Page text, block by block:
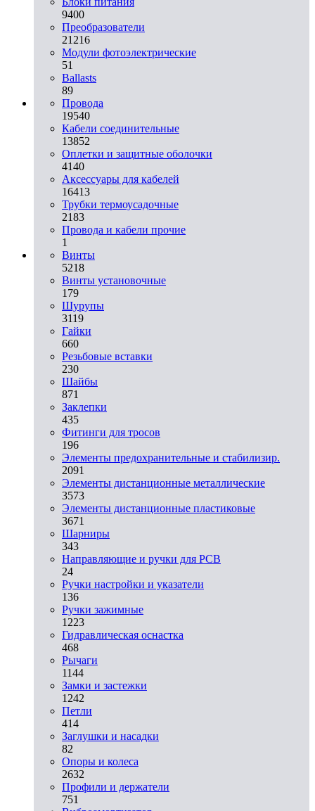
9400
Преобразователи
21216
Модули фотоэлектрические
51
Ballasts
89
Провода
19540
Кабели соединительные
13852
Оплетки и защитные оболочки
4140
Аксессуары для кабелей
16413
Трубки термоусадочные
2183
Провода и кабели прочие
1
Винты
5218
Винты установочные
179
Шурупы
3119
Гайки
660
Резьбовые вставки
230
Шайбы
871
Заклепки
435
Фитинги для тросов
196
Элементы предохранительные и стабилизир.
2091
Элементы дистанционные металлические
3573
Элементы дистанционные пластиковые
3671
Шарниры
343
Направляющие и ручки для PCB
24
Ручки настройки и указатели
136
Ручки зажимные
1223
Гидравлическая оснастка
468
Рычаги
1144
Замки и застежки
1242
Петли
414
Заглушки и насадки
82
Опоры и колеса
2632
Профили и держатели
751